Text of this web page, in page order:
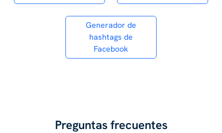
Generador de
hashtags de
Facebook
Preguntas frecuentes